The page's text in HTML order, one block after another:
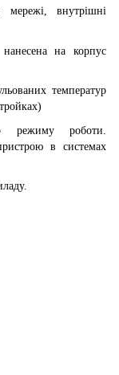
внутрішні
на корпус
температур
режиму роботи.
в системах